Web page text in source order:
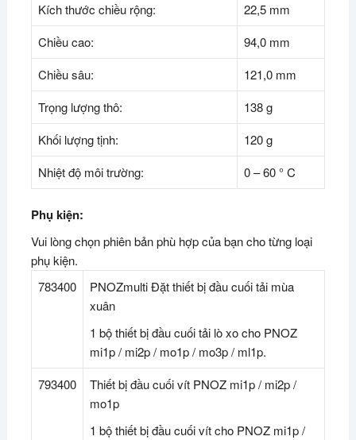
Kích thước chiều rộng:
22,5 mm
Chiều cao:
94,0 mm
Chiều sâu:
121,0 mm
Trọng lượng thô:
138 g
Khối lượng tịnh:
120 g
Nhiệt độ môi trường:
0 – 60 ° C
Phụ kiện:
Vui lòng chọn phiên bản phù hợp của bạn cho từng loại
phụ kiện.
783400
PNOZmulti Đặt thiết bị đầu cuối tải mùa
xuân
1 bộ thiết bị đầu cuối tải lò xo cho PNOZ
mi1p / mi2p / mo1p / mo3p / ml1p.
793400
Thiết bị đầu cuối vít PNOZ mi1p / mi2p /
mo1p
1 bộ thiết bị đầu cuối vít cho PNOZ mi1p /